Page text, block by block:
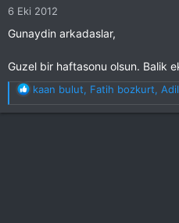
6 Eki 2012
Gunaydin arkadaslar,
Guzel bir haftasonu olsun. Balik
T
e
p
kaan bulut, Fatih bozkurt,